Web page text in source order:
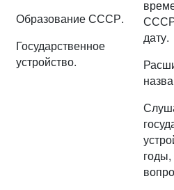
Образование СССР.
Государственное
устройство.
дату.